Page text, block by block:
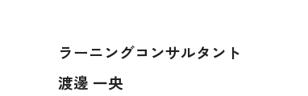
ラーニングコンサルタント
渡邊 一央